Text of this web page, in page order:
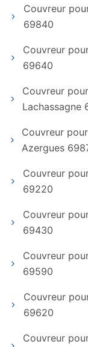
Couvreur
69840
Couvreur
69640
Couvreur
Lachassagne
Couvreur
Azergues
Couvreur
69220
Couvreur
69430
Couvreur
69590
Couvreur
69620
Couvreur